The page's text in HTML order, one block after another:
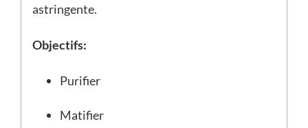
astringente.
Objectifs:
Purifier
Matifier